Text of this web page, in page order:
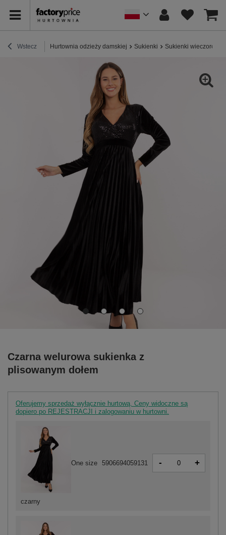
Wstecz Hurtownia odzieży damskiej Sukienki Sukienki wieczorowe
Czarna welurowa sukienka z
plisowanym dołem
Oferujemy sprzedaż wyłącznie hurtową. Ceny widoczne są
dopiero po REJESTRACJI i zalogowaniu w hurtowni.
czarny
One size 5906694059131 - +